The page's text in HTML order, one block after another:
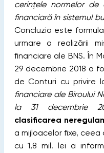
cerințele normelor
financiară în sistemul
Concluzia este
urmare a realizării
financiare ale BNS. În
29 decembrie 2018 a
de Conturi cu privire
financiare ale Biroului
la 31 decembrie
clasificarea
a mijloacelor fixe,
cu 1,8 mil. lei a